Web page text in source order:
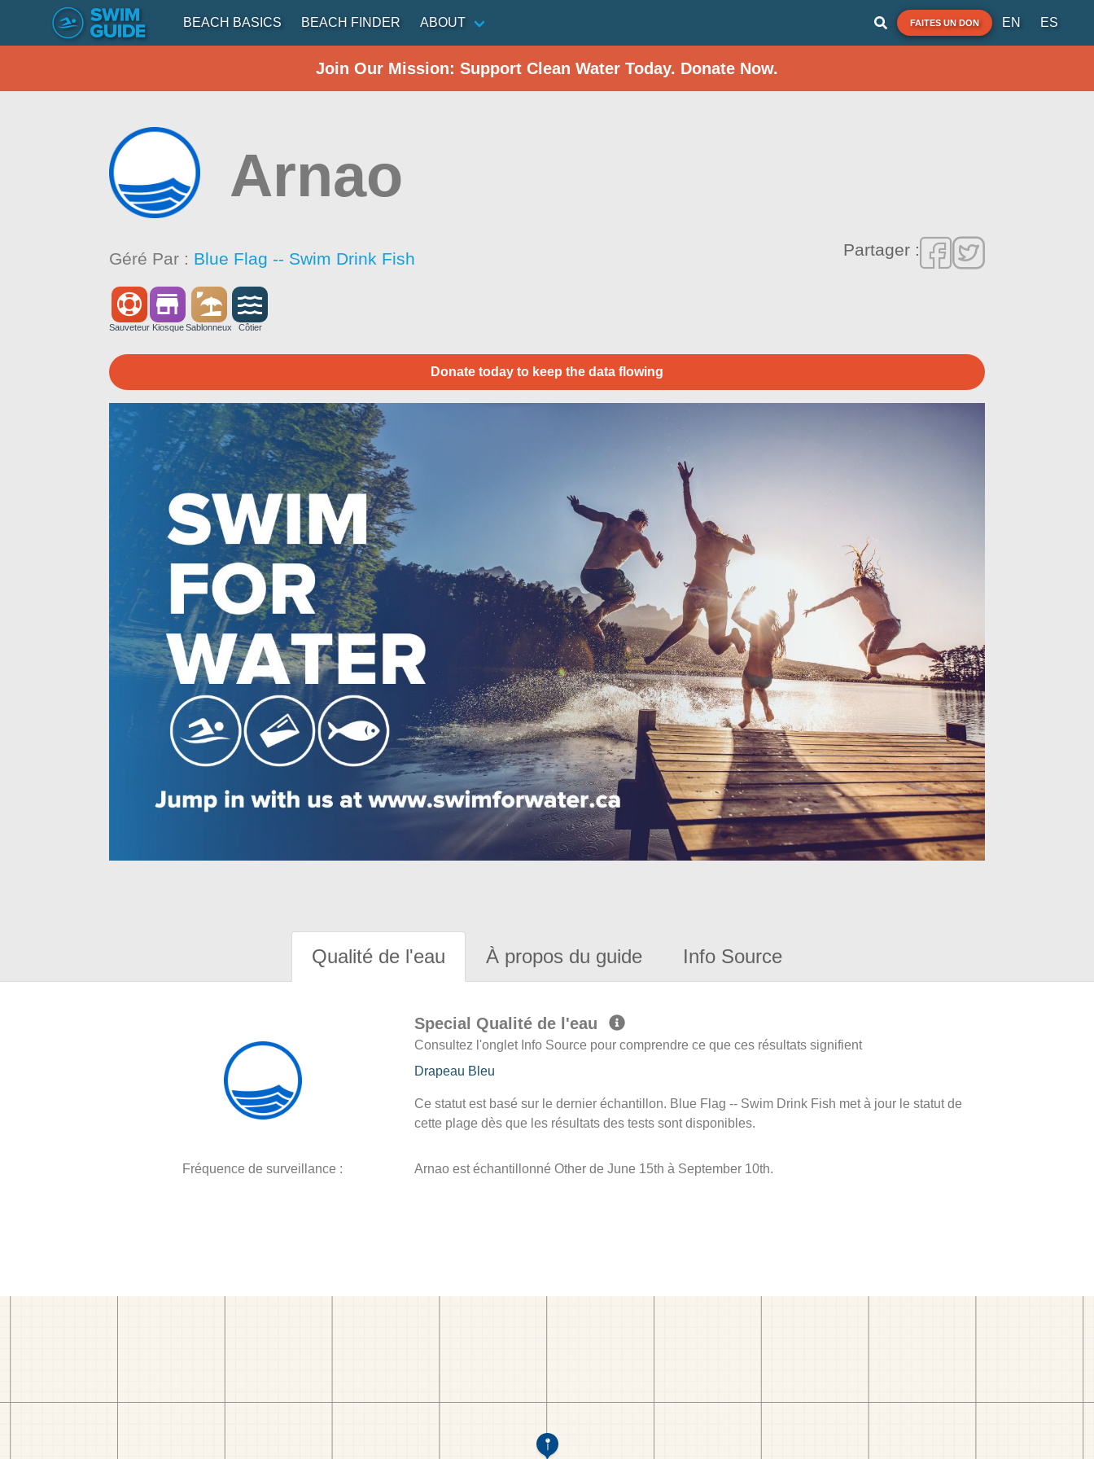
BEACH BASICS BEACH FINDER ABOUT FAITES UN DON EN ES
Join Our Mission: Support Clean Water Today. Donate Now.
Arnao
Géré Par : Blue Flag -- Swim Drink Fish Partager :
Sauveteur Kiosque Sablonneux Côtier
Donate today to keep the data flowing
Qualité de l'eau À propos du guide Info Source
Special Qualité de l'eau
Consultez l'onglet Info Source pour comprendre ce que ces résultats signifient
Drapeau Bleu
Ce statut est basé sur le dernier échantillon. Blue Flag -- Swim Drink Fish met à jour le statut de
cette plage dès que les résultats des tests sont disponibles.
Fréquence de surveillance : Arnao est échantillonné Other de June 15th à September 10th.